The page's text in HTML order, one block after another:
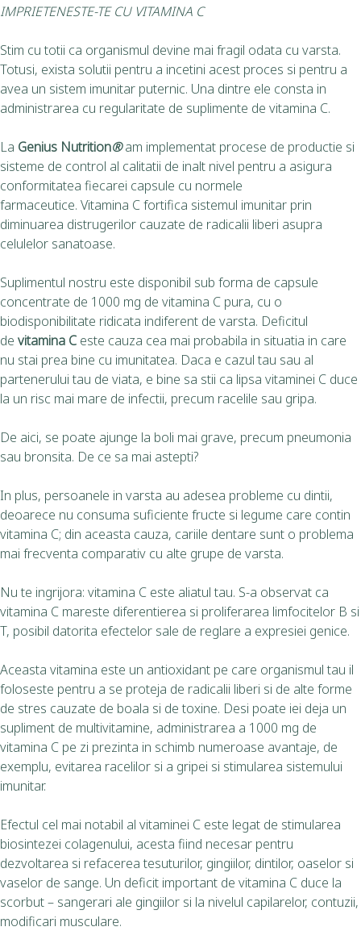
IMPRIETENESTE-TE CU VITAMINA C
Stim cu totii ca organismul devine mai fragil odata cu varsta.
Totusi, exista solutii pentru a incetini acest proces si pentru a
avea un sistem imunitar puternic. Una dintre ele consta in
administrarea cu regularitate de suplimente de vitamina C.
La Genius Nutrition®am implementat procese de productie si
sisteme de control al calitatii de inalt nivel pentru a asigura
conformitatea fiecarei capsule cu normele
farmaceutice. Vitamina C fortifica sistemul imunitar prin
diminuarea distrugerilor cauzate de radicalii liberi asupra
celulelor sanatoase.
Suplimentul nostru este disponibil sub forma de capsule
concentrate de 1000 mg de vitamina C pura, cu o
biodisponibilitate ridicata indiferent de varsta. Deficitul
de vitamina C este cauza cea mai probabila in situatia in care
nu stai prea bine cu imunitatea. Daca e cazul tau sau al
partenerului tau de viata, e bine sa stii ca lipsa vitaminei C duce
la un risc mai mare de infectii, precum racelile sau gripa.
De aici, se poate ajunge la boli mai grave, precum pneumonia
sau bronsita. De ce sa mai astepti?
In plus, persoanele in varsta au adesea probleme cu dintii,
deoarece nu consuma suficiente fructe si legume care contin
vitamina C; din aceasta cauza, cariile dentare sunt o problema
mai frecventa comparativ cu alte grupe de varsta.
Nu te ingrijora: vitamina C este aliatul tau. S-a observat ca
vitamina C mareste diferentierea si proliferarea limfocitelor B si
T, posibil datorita efectelor sale de reglare a expresiei genice.
Aceasta vitamina este un antioxidant pe care organismul tau il
foloseste pentru a se proteja de radicalii liberi si de alte forme
de stres cauzate de boala si de toxine. Desi poate iei deja un
supliment de multivitamine, administrarea a 1000 mg de
vitamina C pe zi prezinta in schimb numeroase avantaje, de
exemplu, evitarea racelilor si a gripei si stimularea sistemului
imunitar.
Efectul cel mai notabil al vitaminei C este legat de stimularea
biosintezei colagenului, acesta fiind necesar pentru
dezvoltarea si refacerea tesuturilor, gingiilor, dintilor, oaselor si
vaselor de sange. Un deficit important de vitamina C duce la
scorbut – sangerari ale gingiilor si la nivelul capilarelor, contuzii,
modificari musculare.